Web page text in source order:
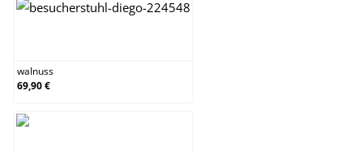
walnuss
69,90 €